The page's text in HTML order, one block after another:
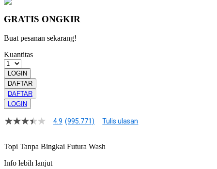
GRATIS ONGKIR
Buat pesanan sekarang!
Kuantitas
LOGIN
DAFTAR
DAFTAR
LOGIN
4.9
bintang,
rating
4.9 (995.771) Tulis ulasan
Topi Tanpa Bingkai Futura Wash
Info lebih lanjut